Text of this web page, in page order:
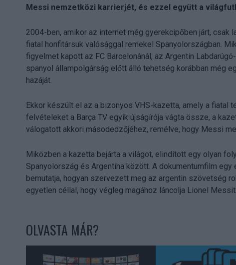
Messi nemzetközi karrierjét, és ezzel együtt a
2004-ben, amikor az internet még gyerekcipőben járt, csak
fiatal honfitársuk valósággal remekel Spanyolországban.
figyelmet kapott az FC Barcelonánál, az Argentin
spanyol állampolgárság előtt álló tehetség korábban még
hazáját.
Ekkor készült el az a bizonyos VHS-kazetta, amely a
felvételeket a Barça TV egyik újságírója vágta össze, a
válogatott akkori másodedzőjéhez, remélve, hogy Messi
Miközben a kazetta bejárta a világot, elindított egy olyan
Spanyolország és Argentína között. A dokumentumfilm
bemutatja, hogyan szervezett meg az argentin szövetség
egyetlen céllal, hogy végleg magához láncolja Lionel Messit.
OLVASTA MÁR?